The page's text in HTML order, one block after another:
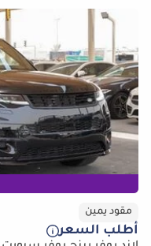
مقود يمين
أطلب السعر